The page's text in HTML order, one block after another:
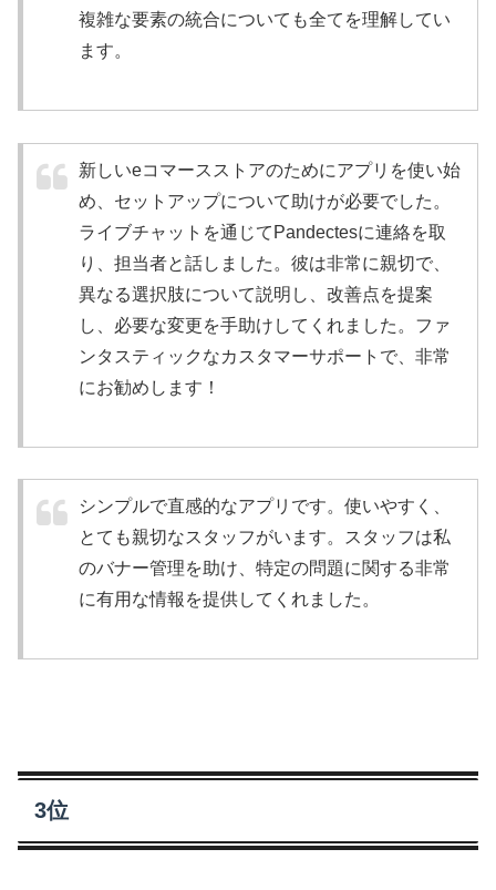
複雑な要素の統合についても全てを理解してい
ます。
新しいeコマースストアのためにアプリを使い始
め、セットアップについて助けが必要でした。
ライブチャットを通じてPandectesに連絡を取
り、担当者と話しました。彼は非常に親切で、
異なる選択肢について説明し、改善点を提案
し、必要な変更を手助けしてくれました。ファ
ンタスティックなカスタマーサポートで、非常
にお勧めします！
シンプルで直感的なアプリです。使いやすく、
とても親切なスタッフがいます。スタッフは私
のバナー管理を助け、特定の問題に関する非常
に有用な情報を提供してくれました。
3位